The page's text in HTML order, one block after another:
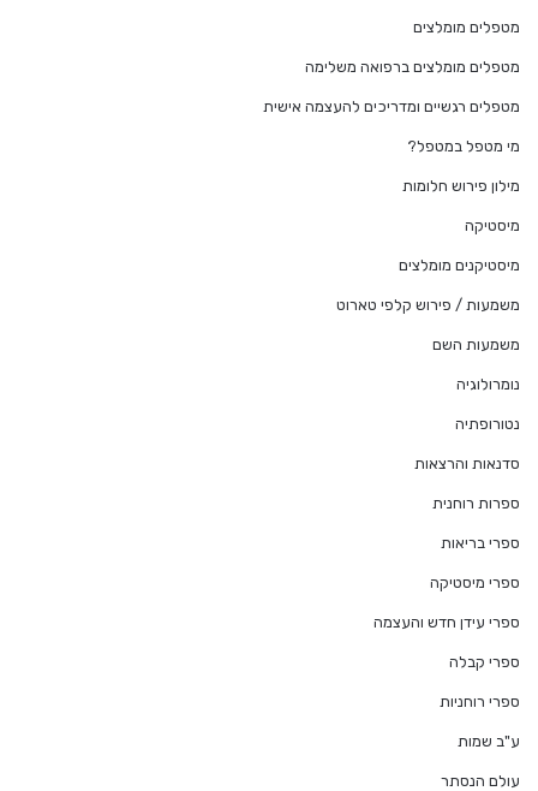
מטפלים מומלצים
מטפלים מומלצים ברפואה משלימה
מטפלים רגשיים ומדריכים להעצמה אישית
מי מטפל במטפל?
מילון פירוש חלומות
מיסטיקה
מיסטיקנים מומלצים
משמעות / פירוש קלפי טארוט
משמעות השם
נומרולוגיה
נטורופתיה
סדנאות והרצאות
ספרות רוחנית
ספרי בריאות
ספרי מיסטיקה
ספרי עידן חדש והעצמה
ספרי קבלה
ספרי רוחניות
ע"ב שמות
עולם הנסתר